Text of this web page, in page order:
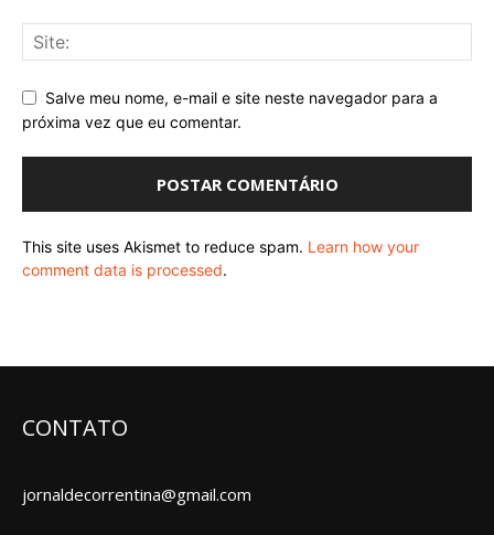
Salve meu nome, e-mail e site neste navegador para a
próxima vez que eu comentar.
This site uses Akismet to reduce spam. Learn how your
comment data is processed.
CONTATO
jornaldecorrentina@gmail.com